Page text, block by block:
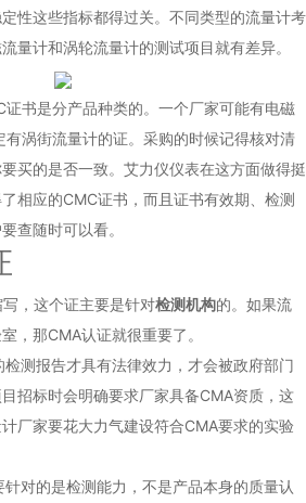
性这些指标都得过关。不同类型的流量计考
量计和涡轮流量计的测试项目就有差异。
证书是分产品种类的。一个厂家可能有电磁
有涡街流量计的证。采购的时候记得核对清
买的是否一致。艾力仪仪表在这方面做得挺
相应的CMC证书，而且证书有效期、检测
查随时可以看。
，这个证主要是针对检测机构的。如果流
，那CMA认证就很重要了。
测报告才具有法律效力，才会被政府部门
招标时会明确要求厂家具备CMA资质，这
厂家要花大力气建设符合CMA要求的实验
对的是检测能力，不是产品本身的质量认